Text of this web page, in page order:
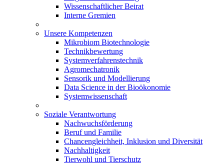
Wissenschaftlicher Beirat
Interne Gremien
Unsere Kompetenzen
Mikrobiom Biotechnologie
Technikbewertung
Systemverfahrenstechnik
Agromechatronik
Sensorik und Modellierung
Data Science in der Bioökonomie
Systemwissenschaft
Soziale Verantwortung
Nachwuchsförderung
Beruf und Familie
Chancengleichheit, Inklusion und Diversität
Nachhaltigkeit
Tierwohl und Tierschutz